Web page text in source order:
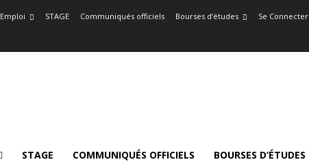
Emploi STAGE Communiqués officiels Bourses d’études Se Connecter
STAGE COMMUNIQUÉS OFFICIELS BOURSES D’ÉTUDES